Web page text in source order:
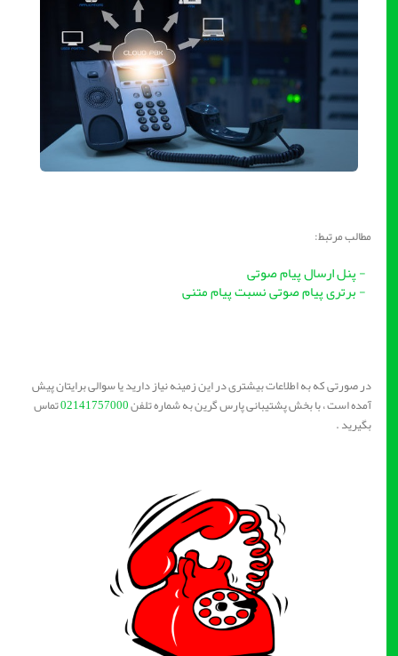
مطالب مرتبط:
- پنل ارسال پیام صوتی
- برتری پیام صوتی نسبت پیام متنی
در صورتی که به اطلاعات بیشتری در این زمینه نیاز دارید یا سوالی برایتان پیش
آمده است ، با بخش پشتیبانی پارس گرین به شماره تلفن02141757000تماس
بگیرید .